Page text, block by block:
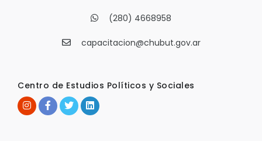
(280) 4668958
capacitacion@chubut.gov.ar
Centro de Estudios Políticos y Sociales